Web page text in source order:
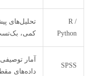
تحلیل‌های
کمی، بک‌تست
آمار توصیفی،
داده‌های مقطعی